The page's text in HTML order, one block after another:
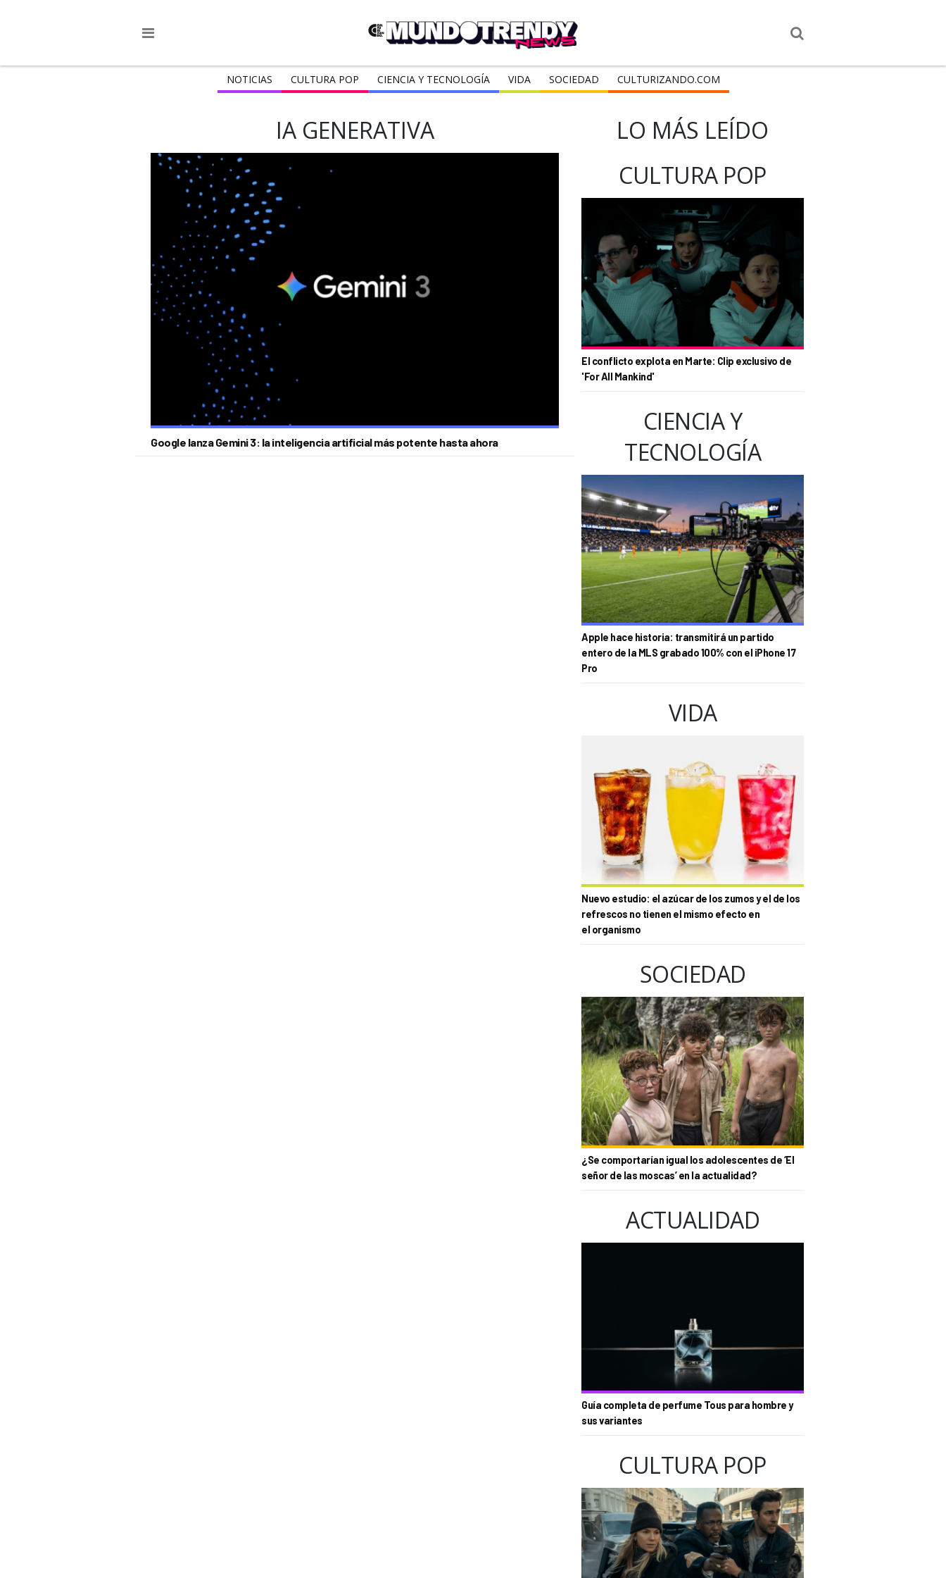
NOTICIAS CULTURA POP CIENCIA Y TECNOLOGÍA VIDA SOCIEDAD CULTURIZANDO.COM
IA GENERATIVA
Google lanza Gemini 3: la inteligencia artificial más potente hasta ahora
LO MÁS LEÍDO
CULTURA POP
El conflicto explota en Marte: Clip exclusivo de
'For All Mankind'
CIENCIA Y
TECNOLOGÍA
Apple hace historia: transmitirá un partido
entero de la MLS grabado 100% con el iPhone 17
Pro
VIDA
Nuevo estudio: el azúcar de los zumos y el de los
refrescos no tienen el mismo efecto en
el organismo
SOCIEDAD
¿Se comportarían igual los adolescentes de ‘El
señor de las moscas’ en la actualidad?
ACTUALIDAD
Guía completa de perfume Tous para hombre y
sus variantes
CULTURA POP